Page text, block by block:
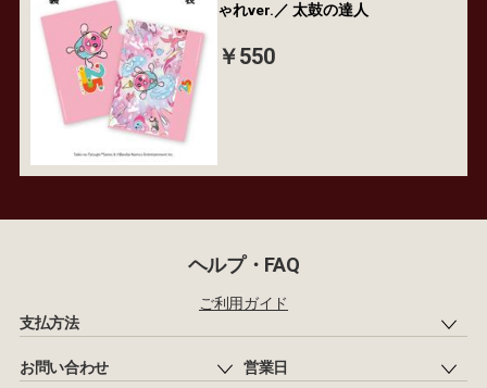
ゃれver.／ 太鼓の達人
￥550
ヘルプ・FAQ
ご利用ガイド
支払方法
お問い合わせ 営業日